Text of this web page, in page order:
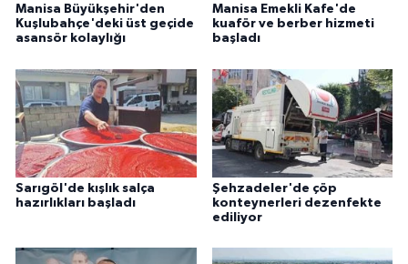
Manisa Büyükşehir'den
Kuşlubahçe'deki üst geçide
asansör kolaylığı
Manisa Emekli Kafe'de
kuaför ve berber hizmeti
başladı
Sarıgöl'de kışlık salça
hazırlıkları başladı
Şehzadeler'de çöp
konteynerleri dezenfekte
ediliyor